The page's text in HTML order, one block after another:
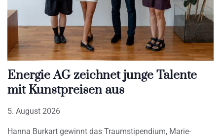
Energie AG zeichnet junge Talente
mit Kunstpreisen aus
5. August 2026
Hanna Burkart gewinnt das Traumstipendium, Marie-